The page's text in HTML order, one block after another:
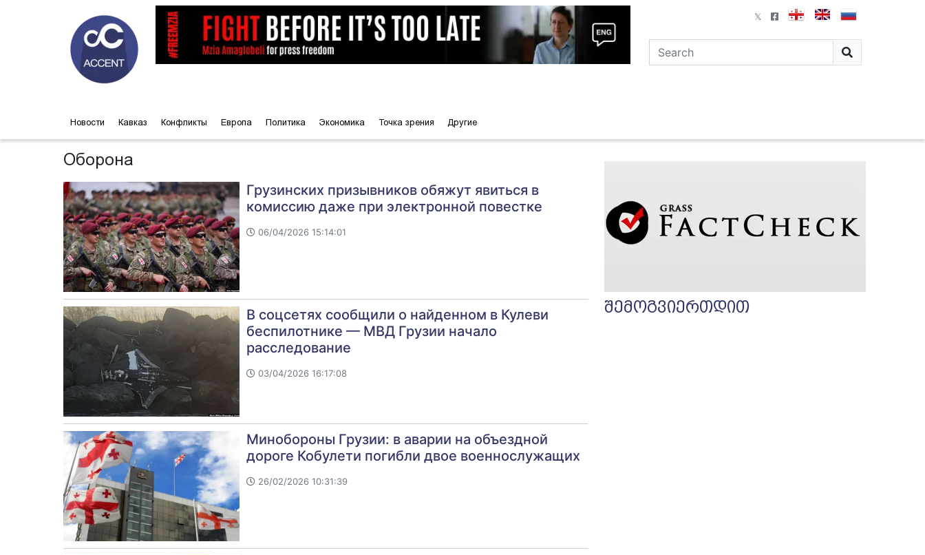
Новости Кавказ Конфликты Европа Политика Экономика Точка зрения Другие
Оборона
Грузинских призывников обяжут явиться в
комиссию даже при электронной повестке
06/04/2026 15:14:01
В соцсетях сообщили о найденном в Кулеви
беспилотнике — МВД Грузии начало
расследование
03/04/2026 16:17:08
Минобороны Грузии: в аварии на объездной
дороге Кобулети погибли двое военнослужащих
26/02/2026 10:31:39
შემოგვიერთდით